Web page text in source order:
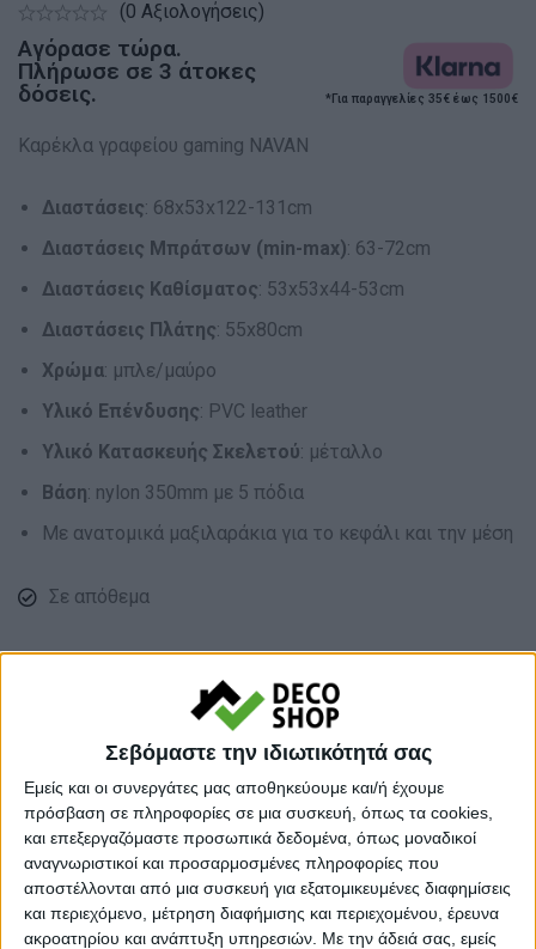
Σεβόμαστε την ιδιωτικότητά σας
Εμείς και οι συνεργάτες μας αποθηκεύουμε και/ή έχουμε
πρόσβαση σε πληροφορίες σε μια συσκευή, όπως τα cookies,
και επεξεργαζόμαστε προσωπικά δεδομένα, όπως μοναδικοί
αναγνωριστικοί και προσαρμοσμένες πληροφορίες που
αποστέλλονται από μια συσκευή για εξατομικευμένες διαφημίσεις
και περιεχόμενο, μέτρηση διαφήμισης και περιεχομένου, έρευνα
ακροατηρίου και ανάπτυξη υπηρεσιών. Με την άδειά σας, εμείς
(0 Αξιολογήσεις)
Αγόρασε τώρα.
Πλήρωσε σε 3 άτοκες
δόσεις.
*Για παραγγελίες 35€ έως 1500€
Καρέκλα γραφείου gaming NAVAN
Διαστάσεις: 68x53x122-131cm
Διαστάσεις Μπράτσων (min-max): 63-72cm
Διαστάσεις Καθίσματος: 53x53x44-53cm
Διαστάσεις Πλάτης: 55x80cm
Χρώμα: μπλε/μαύρο
Υλικό Επένδυσης: PVC leather
Υλικό Κατασκευής Σκελετού: μέταλλο
Βάση: nylon 350mm με 5 πόδια
Με ανατομικά μαξιλαράκια για το κεφάλι και την μέση
Σε απόθεμα